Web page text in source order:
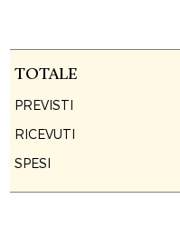
PREVISIONE COSTO
TOTALE
PREVISTI
RICEVUTI
SPESI